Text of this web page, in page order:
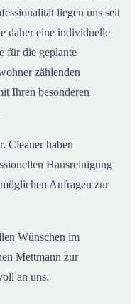
liegen uns seit
daher eine individuelle
für die geplante
zählenden
Ihren besonderen
Cleaner haben
Hausreinigung
Anfragen zur
Wünschen im
Mettmann zur
an uns.